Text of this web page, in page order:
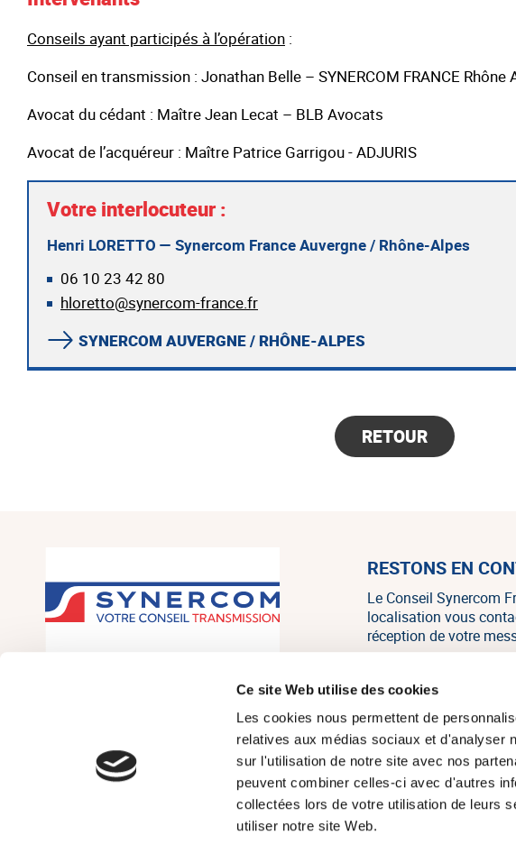
Ce site Web utilise des cookies
Les cookies nous permettent de
relatives aux médias sociaux et d'analyser
sur l'utilisation de notre site avec nos
peuvent combiner celles-ci avec d'autres
collectées lors de votre utilisation de leurs
utiliser notre site Web.
Conseils ayant participés à l’opération :
Conseil en transmission : Jonathan Belle – SYNERCOM FRANCE Rhône
Avocat du cédant : Maître Jean Lecat – BLB Avocats
Avocat de l’acquéreur : Maître Patrice Garrigou - ADJURIS
Votre interlocuteur :
Henri LORETTO — Synercom France Auvergne / Rhône-Alpes
06 10 23 42 80
hloretto@synercom-france.fr
SYNERCOM AUVERGNE / RHÔNE-ALPES
RETOUR
SYNERCOM France est un réseau
transmission, cession et acquisition
associés, consultants et salariés sur
tout le territoire, et un des leaders
français indépendants sur le marché
RESTONS EN
Le Conseil Synercom
localisation vous
réception de votre
NOUS